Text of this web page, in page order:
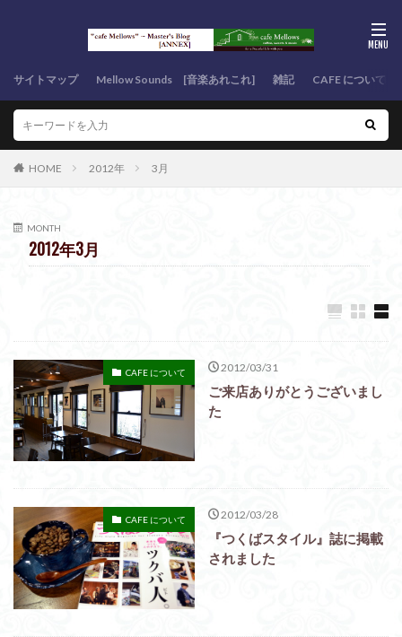
サイトマップ Mellow Sounds [音楽あれこれ] 雑記 CAFE について
HOME 2012年 3月
MONTH
2012年3月
CAFE について 2012/03/31
ご来店ありがとうございまし
た
CAFE について 2012/03/28
『つくばスタイル』誌に掲載
されました